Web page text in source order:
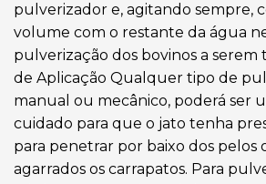
pulverizador e, agitando sempre,
volume com o restante da água
pulverização dos bovinos a serem
de Aplicação Qualquer tipo de
manual ou mecânico, poderá ser
cuidado para que o jato tenha
para penetrar por baixo dos pelos
agarrados os carrapatos. Para